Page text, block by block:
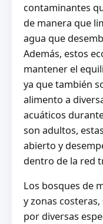
contaminantes
de manera que
agua que
Además, estos
mantener el
ya que también
alimento a
acuáticos
son adultos,
abierto y
dentro de la red
Los bosques de
y zonas
por diversas